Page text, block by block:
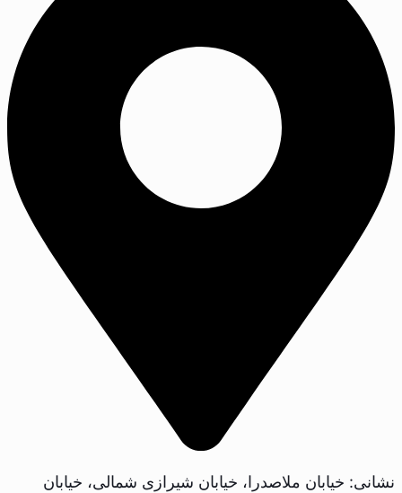
نشانی: خیابان ملاصدرا، خیابان شیرازی شمالی، خیابان